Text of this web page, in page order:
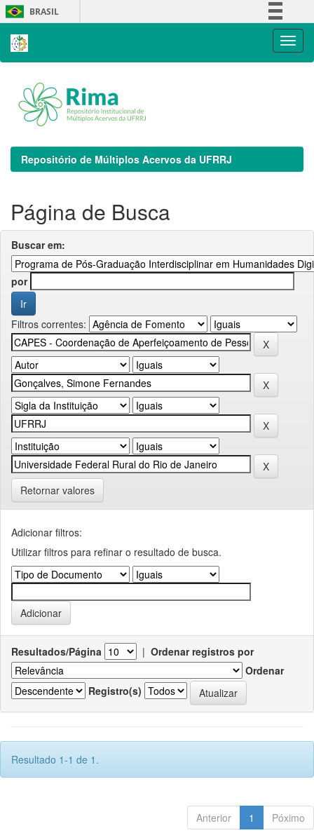
Skip
navigation
BRASIL
Repositório de Múltiplos Acervos da UFRRJ
Página de Busca
Buscar em:
por
Filtros correntes:
Retornar valores
Adicionar filtros:
Utilizar filtros para refinar o resultado de busca.
Resultados/Página | Ordenar registros por
Ordenar
Registro(s)
Resultado 1-1 de 1.
Anterior 1 Póximo